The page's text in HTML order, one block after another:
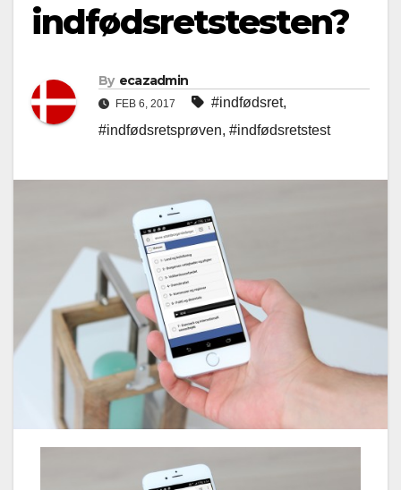
indfødsretstesten?
By ecazadmin
FEB 6, 2017 #indfødsret,
#indfødsretsprøven, #indfødsretstest